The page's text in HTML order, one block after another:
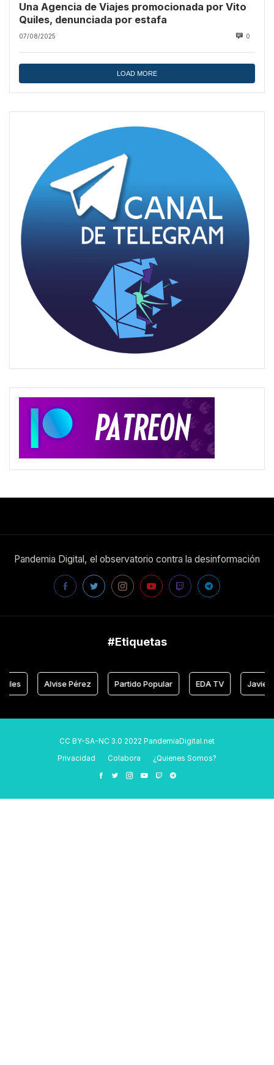
Una Agencia de Viajes promocionada por Vito
Quiles, denunciada por estafa
07/08/2025 0
LOAD MORE
Pandemia Digital, el observatorio contra la desinformación
#Etiquetas
Alvise Pérez Partido Popular EDA TV Javier Negre
CC BY-SA-NC 3.0 2022 PandemiaDigital.net
Privacidad
Colabora ¿Quienes Somos?